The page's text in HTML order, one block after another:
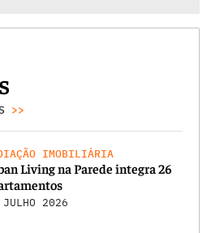
>>
IMOBILIÁRIA
Living na Parede integra 26
2026